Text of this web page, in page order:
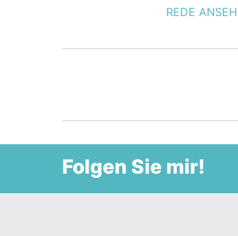
REDE
Folgen Sie mir!